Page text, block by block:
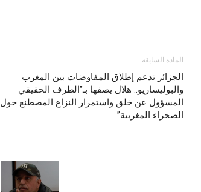
المادة السابقة
الجزائر تدعم إطلاق المفاوضات بين المغرب
والبوليساريو.. هلال يصفها بـ”الطرف الحقيقي
المسؤول عن خلق واستمرار النزاع المصطنع حول
الصحراء المغربية”